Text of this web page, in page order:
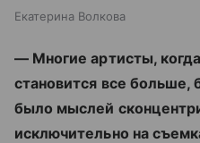
Екатерина Волкова
— Многие артисты,
становится все больше,
было мыслей
исключительно на